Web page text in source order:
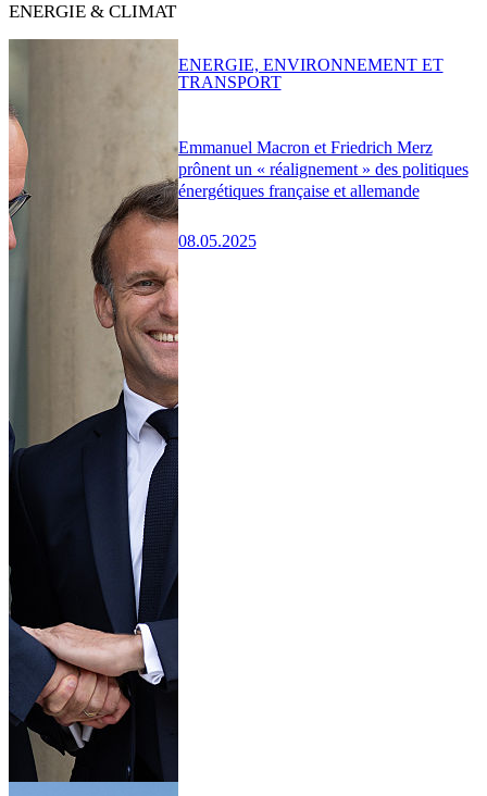
ENERGIE & CLIMAT
Emmanuel Macron et Friedrich Merz
prônent un « réalignement » des politiques
énergétiques française et allemande
08.05.2025
ENERGIE, ENVIRONNEMENT ET
TRANSPORT